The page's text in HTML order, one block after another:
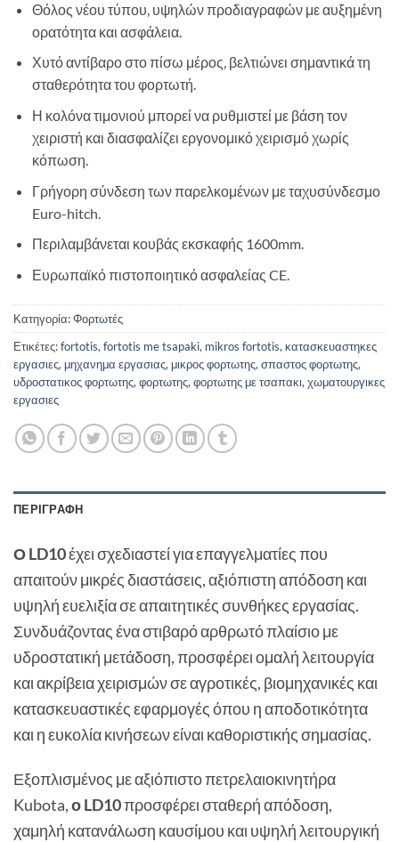
Θόλος νέου τύπου, υψηλών προδιαγραφών με αυξημένη
ορατότητα και ασφάλεια.
Χυτό αντίβαρο στο πίσω μέρος, βελτιώνει σημαντικά τη
σταθερότητα του φορτωτή.
Η κολόνα τιμονιού μπορεί να ρυθμιστεί με βάση τον
χειριστή και διασφαλίζει εργονομικό χειρισμό χωρίς
κόπωση.
Γρήγορη σύνδεση των παρελκομένων με ταχυσύνδεσμο
Euro-hitch.
Περιλαμβάνεται κουβάς εκσκαφής 1600mm.
Ευρωπαϊκό πιστοποιητικό ασφαλείας CE.
Κατηγορία:Φορτωτές
Ετικέτες:fortotis, fortotis me tsapaki, mikros fortotis, κατασκευαστηκες
εργασιες, μηχανημα εργασιας, μικρος φορτωτης, σπαστος φορτωτης,
υδροστατικος φορτωτης, φορτωτης, φορτωτης με τσαπακι, χωματουργικες
εργασιες
ΠΕΡΙΓΡΑΦΉ
Ο LD10έχει σχεδιαστεί για επαγγελματίες που
απαιτούν μικρές διαστάσεις, αξιόπιστη απόδοση και
υψηλή ευελιξία σε απαιτητικές συνθήκες εργασίας.
Συνδυάζοντας ένα στιβαρό αρθρωτό πλαίσιο με
υδροστατική μετάδοση, προσφέρει ομαλή λειτουργία
και ακρίβεια χειρισμών σε αγροτικές, βιομηχανικές και
κατασκευαστικές εφαρμογές όπου η αποδοτικότητα
και η ευκολία κινήσεων είναι καθοριστικής σημασίας.
Εξοπλισμένος με αξιόπιστο πετρελαιοκινητήρα
Kubota,ο LD10προσφέρει σταθερή απόδοση,
χαμηλή κατανάλωση καυσίμου και υψηλή λειτουργική